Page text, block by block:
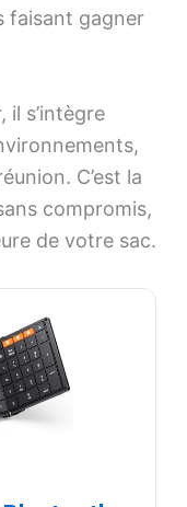
faisant gagner
il s’intègre
C’est la
compromis,
de votre sac.